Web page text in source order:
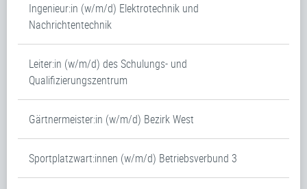
Ingenieur:in (w/m/d) Elektrotechnik und
Nachrichtentechnik
Leiter:in (w/m/d) des Schulungs- und
Qualifizierungszentrum
Gärtnermeister:in (w/m/d) Bezirk West
Sportplatzwart:innen (w/m/d) Betriebsverbund 3